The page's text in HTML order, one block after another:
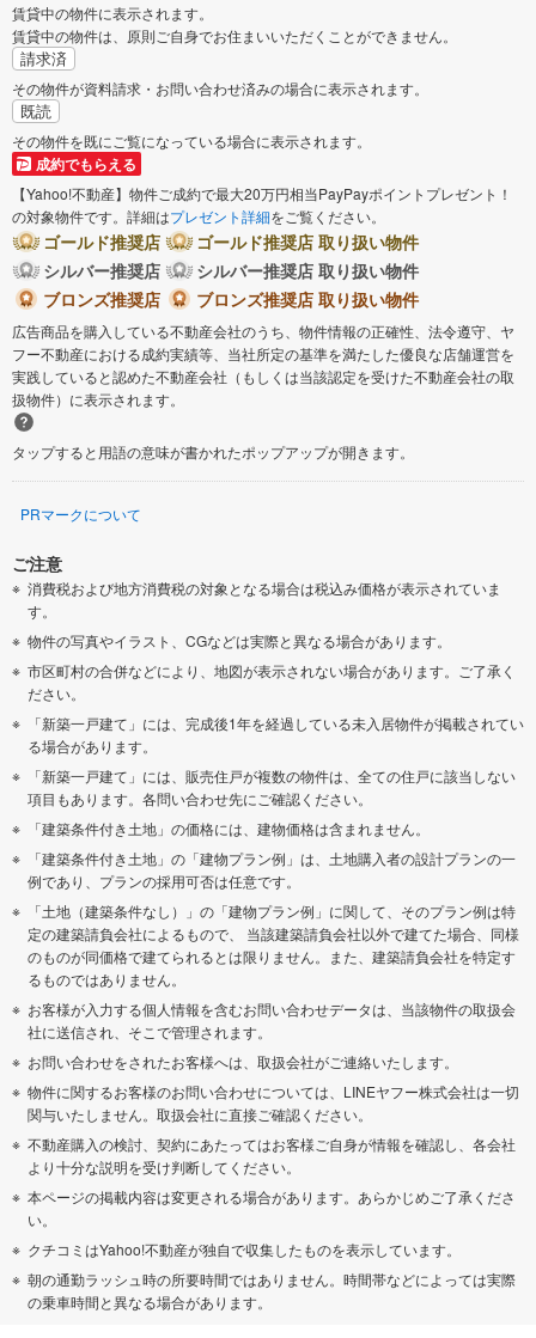
賃貸中の物件に表示されます。
賃貸中の物件は、原則ご自身でお住まいいただくことができません。
請求済
その物件が資料請求・お問い合わせ済みの場合に表示されます。
既読
その物件を既にご覧になっている場合に表示されます。
成約でもらえる
【Yahoo!不動産】物件ご成約で最大20万円相当PayPayポイントプレゼント！
の対象物件です。詳細はプレゼント詳細をご覧ください。
ゴールド推奨店
ゴールド推奨店 取り扱い物件
シルバー推奨店
シルバー推奨店 取り扱い物件
ブロンズ推奨店
ブロンズ推奨店 取り扱い物件
広告商品を購入している不動産会社のうち、物件情報の正確性、法令遵守、ヤ
フー不動産における成約実績等、当社所定の基準を満たした優良な店舗運営を
実践していると認めた不動産会社（もしくは当該認定を受けた不動産会社の取
扱物件）に表示されます。
タップすると用語の意味が書かれたポップアップが開きます。
PRマークについて
ご注意
消費税および地方消費税の対象となる場合は税込み価格が表示されていま
す。
物件の写真やイラスト、CGなどは実際と異なる場合があります。
市区町村の合併などにより、地図が表示されない場合があります。ご了承く
ださい。
「新築一戸建て」には、完成後1年を経過している未入居物件が掲載されてい
る場合があります。
「新築一戸建て」には、販売住戸が複数の物件は、全ての住戸に該当しない
項目もあります。各問い合わせ先にご確認ください。
「建築条件付き土地」の価格には、建物価格は含まれません。
「建築条件付き土地」の「建物プラン例」は、土地購入者の設計プランの一
例であり、プランの採用可否は任意です。
「土地（建築条件なし）」の「建物プラン例」に関して、そのプラン例は特
定の建築請負会社によるもので、 当該建築請負会社以外で建てた場合、同様
のものが同価格で建てられるとは限りません。また、建築請負会社を特定す
るものではありません。
お客様が入力する個人情報を含むお問い合わせデータは、当該物件の取扱会
社に送信され、そこで管理されます。
お問い合わせをされたお客様へは、取扱会社がご連絡いたします。
物件に関するお客様のお問い合わせについては、LINEヤフー株式会社は一切
関与いたしません。取扱会社に直接ご確認ください。
不動産購入の検討、契約にあたってはお客様ご自身が情報を確認し、各会社
より十分な説明を受け判断してください。
本ページの掲載内容は変更される場合があります。あらかじめご了承くださ
い。
クチコミはYahoo!不動産が独自で収集したものを表示しています。
朝の通勤ラッシュ時の所要時間ではありません。時間帯などによっては実際
の乗車時間と異なる場合があります。